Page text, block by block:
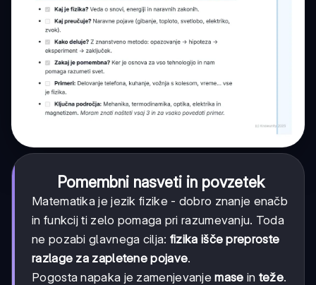
Pomembni nasveti in povzetek
Matematika je jezik fizike - dobro znanje enačb
in funkcij ti zelo pomaga pri razumevanju. Toda
ne pozabi glavnega cilja: fizika išče preproste
razlage za zapletene pojave.
Pogosta napaka je zamenjevanjemase in teže.